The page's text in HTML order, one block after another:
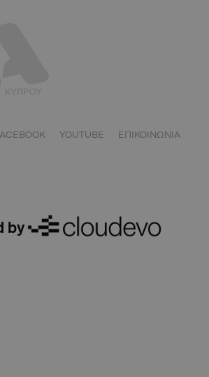
by
YOUTUBE ΕΠΙΚΟΙΝΩΝΙΑ